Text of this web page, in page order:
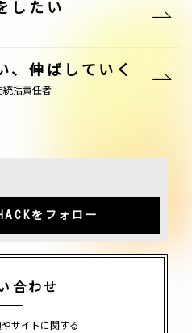
したい
、伸ばしていく
統括責任者
をフォロー
合わせ
サイトに関する